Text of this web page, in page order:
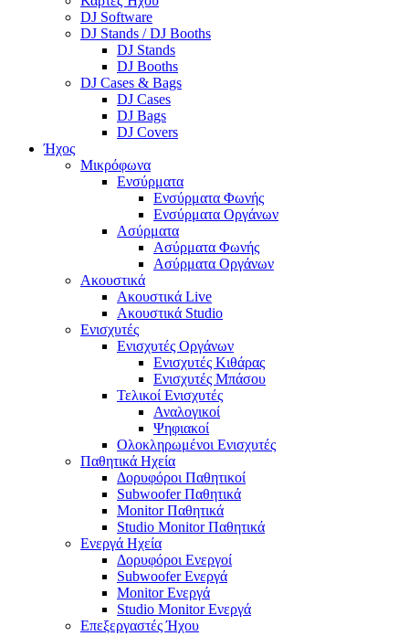
DJ Software
DJ Stands / DJ Booths
DJ Stands
DJ Booths
DJ Cases & Bags
DJ Cases
DJ Bags
DJ Covers
Ήχος
Μικρόφωνα
Ενσύρματα
Ενσύρματα Φωνής
Ενσύρματα Οργάνων
Ασύρματα
Ασύρματα Φωνής
Ασύρματα Οργάνων
Ακουστικά
Ακουστικά Live
Ακουστικά Studio
Ενισχυτές
Ενισχυτές Οργάνων
Ενισχυτές Κιθάρας
Ενισχυτές Μπάσου
Τελικοί Ενισχυτές
Αναλογικοί
Ψηφιακοί
Ολοκληρωμένοι Ενισχυτές
Παθητικά Ηχεία
Δορυφόροι Παθητικοί
Subwoofer Παθητικά
Monitor Παθητικά
Studio Monitor Παθητικά
Ενεργά Ηχεία
Δορυφόροι Ενεργοί
Subwoofer Ενεργά
Monitor Ενεργά
Studio Monitor Ενεργά
Επεξεργαστές Ήχου